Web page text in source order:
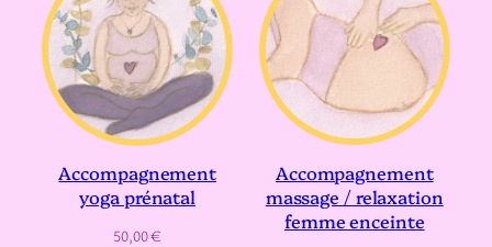
Accompagnement
yoga prénatal
50,00€
Accompagnement
massage / relaxation
femme enceinte